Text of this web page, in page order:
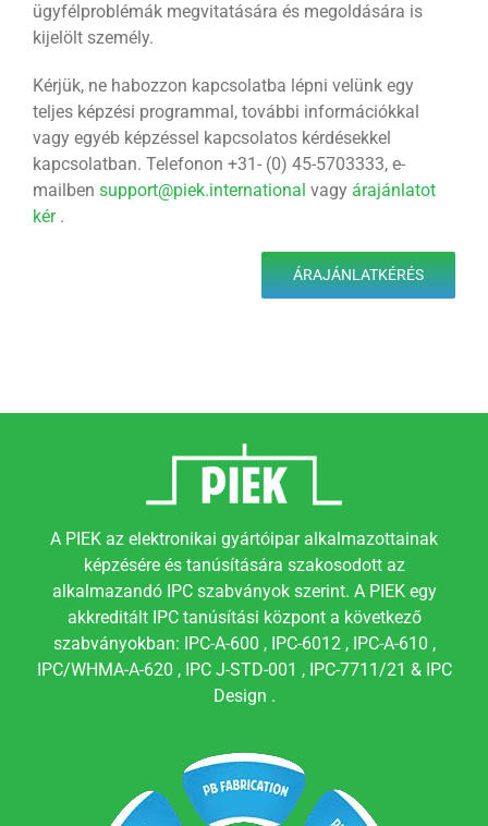
ügyfélproblémák megvitatására és megoldására is
kijelölt személy.
Kérjük, ne habozzon kapcsolatba lépni velünk egy
teljes képzési programmal, további információkkal
vagy egyéb képzéssel kapcsolatos kérdésekkel
kapcsolatban. Telefonon +31- (0) 45-5703333, e-
mailben support@piek.international vagyárajánlatot
kér.
ÁRAJÁNLATKÉRÉS
A PIEK az elektronikai gyártóipar alkalmazottainak
képzésére és tanúsítására szakosodott az
alkalmazandó IPC szabványok szerint. A PIEK egy
akkreditált IPC tanúsítási központ a következő
szabványokban: IPC-A-600 , IPC-6012 , IPC-A-610 ,
IPC/WHMA-A-620 , IPC J-STD-001 , IPC-7711/21 & IPC
Design .